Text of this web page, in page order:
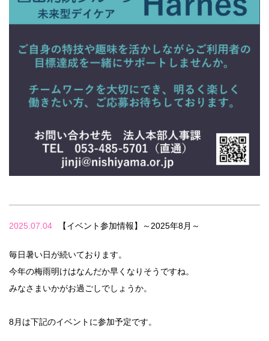
2025.07.04 【イベント参加情報】～2025年8月～
毎日暑い日が続いております。
今年の梅雨明けはなんだか早くなりそうですね。
みなさまいかがお過ごしでしょうか。
8月は下記のイベントに参加予定です。